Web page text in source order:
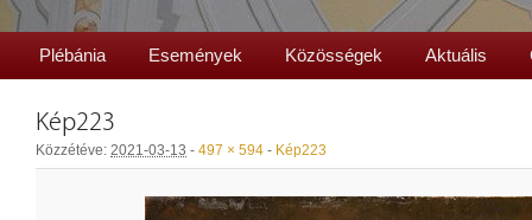
Plébánia Események Közösségek Aktuális
Kép223
Közzétéve: 2021-03-13 - 497 × 594 - Kép223